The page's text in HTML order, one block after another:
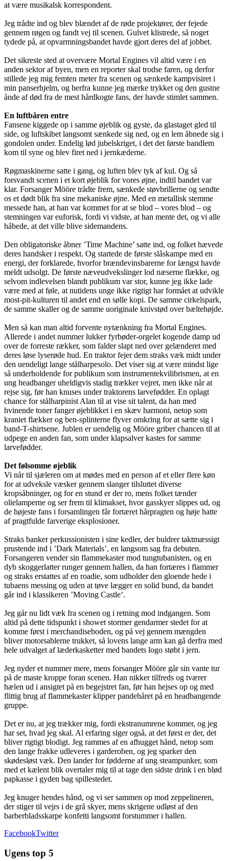
at være musikalsk korrespondent.
Jeg trådte ind og blev blændet af de røde projektører, der fejede
gennem røgen og fandt vej til scenen. Gulvet klistrede, så noget
tydede på, at opvarmningsbandet havde gjort deres del af jobbet.
Det sikreste sted at overvære Mortal Engines vil altid være i en
anden sektor af byen, men en reporter skal trodse faren, og derfor
stillede jeg mig femten meter fra scenen og sænkede kampvisiret i
min panserhjelm, og herfra kunne jeg mærke trykket og den gustne
ånde af død fra de mest hårdkogte fans, der havde stimlet sammen.
En luftbåren entre
Fansene kiggede op i samme øjeblik og gyste, da glastaget gled til
side, og luftskibet langsomt sænkede sig ned, og en lem åbnede sig i
gondolen under. Endelig lød jubelskriget, i det det første bandlem
kom til syne og blev firet ned i jernkæderne.
Røgmaskinerne satte i gang, og luften blev tyk af kul. Og så
forsvandt scenen i et kort øjeblik for vores øjne, indtil bandet var
klar. Forsanger Mööre trådte frem, sænkede støvbrillerne og sendte
os et dødt blik fra sine mekaniske øjne. Med en metallisk stemme
messede han, at han var kommet for at se blod – vores blod – og
stemningen var euforisk, fordi vi vidste, at han mente det, og vi alle
håbede, at det ville blive sidemandens.
Den obligatoriske åbner ’Time Machine’ satte ind, og folket hævede
deres handsker i respekt. Og startede de første slåskampe med en
energi, der forklarede, hvorfor brændevinsbarerne for længst havde
meldt udsolgt. De første næveudvekslinger lod næserne flække, og
selvom indlevelsen blandt publikum var stor, kunne jeg ikke lade
være med at føle, at nutidens unge ikke rigtigt har formået at udvikle
most-pit-kulturen til andet end en sølle kopi. De samme cirkelspark,
de samme skaller og de samme uoriginale knivstød over bæltehøjde.
Men så kan man altid forvente nytænkning fra Mortal Engines.
Allerede i andet nummer lukker fyrbøder-orgelet kogende damp ud
over de forreste rækker, som falder slapt ned over gelænderet med
deres løse lyserøde hud. En traktor fejer dem straks væk midt under
den uendeligt lange stålharpesolo. Det viser sig at være mindst lige
så underholdende for publikum som instrumentekvilibrismen, at en
ung headbanger uheldigvis stadig trækker vejret, men ikke når at
rejse sig, før han knuses under traktorens larvefødder. En oplagt
chance for stålharpinist Alan til at vise sit talent, da han med
hvinende toner fanger øjeblikket i en skæv harmoni, netop som
kraniet flækker og ben-splinterne flyver omkring for at sætte sig i
band-T-shirtsene. Jublen er uendelig og Mööre griber chancen til at
udpege en anden fan, som under klapsalver kastes for samme
larvefødder.
Det følsomme øjeblik
Vi når til sjæleren om at mødes med en person af et eller flere køn
for at udveksle væsker gennem slanger tilsluttet diverse
kropsåbninger, og for en stund er der ro, mens folket tænder
olielamperne og ser frem til klimakset, hvor gasskyer slippes ud, og
de højeste fans i forsamlingen får fortæret hårpragten og høje hatte
af pragtfulde farverige eksplosioner.
Straks banker perkussionisten i sine kedler, der buldrer taktmæssigt
prustende ind i ’Dark Materials’, en langsom sag fra debuten.
Forsangeren vender sin flammekaster mod tungtubanisten, og en
dyb skoggerlatter runger gennem hallen, da han fortæres i flammer
og straks erstattes af en roadie, som udholder den gloende hede i
tubaens messing og uden at tøve lægger en solid bund, da bandet
går ind i klassikeren ’Moving Castle’.
Jeg går nu lidt væk fra scenen og i retning mod indgangen. Som
altid på dette tidspunkt i showet stormer gendarmer stedet for at
komme først i merchandiseboden, og på vej gennem mængden
bliver motorsablerne trukket, så lovens lange arm kan gå derfra med
hele udvalget af læderkasketter med bandets logo støbt i jern.
Jeg nyder et nummer mere, mens forsanger Mööre går sin vante tur
på de maste kroppe foran scenen. Han nikker tilfreds og tværer
hælen ud i ansigtet på en begejstret fan, før han hejses op og med
flittig brug af flammekaster klipper pandehåret på en headbangende
gruppe.
Det er nu, at jeg trækker mig, fordi ekstranumrene kommer, og jeg
har set, hvad jeg skal. Al erfaring siger også, at det først er der, det
bliver rigtigt blodigt. Jeg rammes af en afhugget hånd, netop som
den lange frakke udleveres i garderoben, og jeg sparker den
skødesløst væk. Den lander for fødderne af ung steampunker, som
med et kælent blik overtaler mig til at tage den sidste drink i en blød
papkasse i gyden bag spillestedet.
Jeg knuger hendes hånd, og vi ser sammen op mod zeppelineren,
der stiger til vejrs i de grå skyer, mens skrigene udløst af den
barberbladsskarpe konfetti langsomt forstummer i hallen.
FacebookTwitter
Ugens top 5